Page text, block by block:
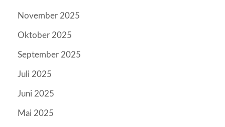
November 2025
Oktober 2025
September 2025
Juli 2025
Juni 2025
Mai 2025